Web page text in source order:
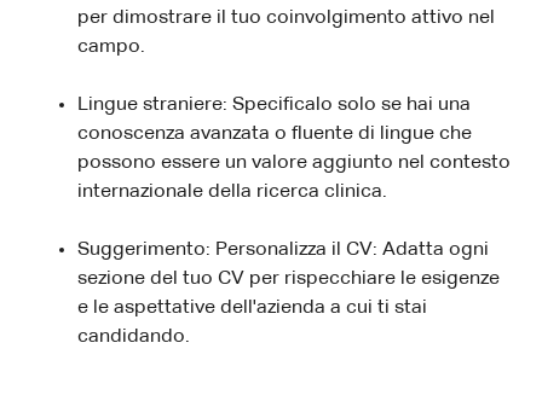
per dimostrare il tuo coinvolgimento attivo nel
campo.
Lingue straniere: Specificalo solo se hai una
conoscenza avanzata o fluente di lingue che
possono essere un valore aggiunto nel contesto
internazionale della ricerca clinica.
Suggerimento: Personalizza il CV: Adatta ogni
sezione del tuo CV per rispecchiare le esigenze
e le aspettative dell'azienda a cui ti stai
candidando.